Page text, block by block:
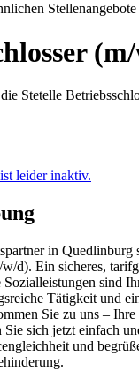
Stetelle
leider inaktiv.
in Quedlinburg
d). Ein sicheres,
sind
Tätigkeit und
Sie zu uns –
sich jetzt einfach
und